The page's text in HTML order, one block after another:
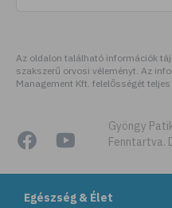
Egészség & Élet
# immunerősítés
# kézmosás
# szépségápolás
# bőrápolás
# izlandi zuzmó
Az oldalon található információk
szakszerű orvosi véleményt. Az
Management Kft. felelősségét
Gyöngy
Fenntartva.